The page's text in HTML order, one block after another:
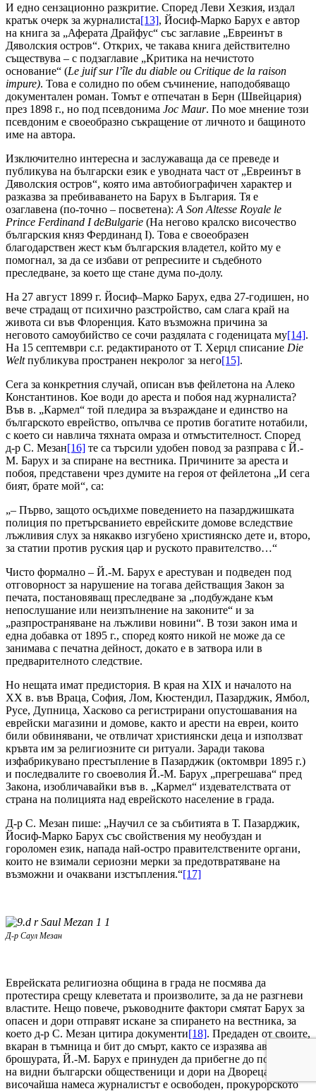
И едно сензационно разкритие. Според Леви Хезкия, издал
кратък очерк за журналиста[13], Йосиф-Марко Барух е автор
на книга за „Аферата Драйфус“ със заглавие „Евреинът в
Дяволския остров“. Открих, че такава книга действително
съществува – с подзаглавие „Критика на нечистото
основание“ (Le juif sur l’île du diable ou Critique de la raison
impure). Това е солидно по обем съчинение, наподобяващо
документален роман. Томът е отпечатан в Берн (Швейцария)
през 1898 г., но под псевдонима Joc Maur. По мое мнение този
псевдоним е своеобразно съкращение от личното и бащиното
име на автора.
Изключително интересна и заслужаваща да се преведе и
публикува на български език е уводната част от „Евреинът в
Дяволския остров“, която има автобиографичен характер и
разказва за пребиваването на Барух в България. Тя е
озаглавена (по-точно – посветена): A Son Altesse Royale le
Prince Ferdinand І deBulgarie (На негово кралско височество
българския княз Фердинанд І). Това е своеобразен
благодарствен жест към българския владетел, който му е
помогнал, за да се избави от репресиите и съдебното
преследване, за което ще стане дума по-долу.
На 27 август 1899 г. Йосиф–Марко Барух, едва 27-годишен, но
вече страдащ от психично разстройство, сам слага край на
живота си във Флоренция. Като възможна причина за
неговото самоубийство се сочи раздялата с годеницата му[14].
На 15 септември с.г. редактираното от Т. Херцл списание Die
Weltпубликува пространен некролог за него[15].
Сега за конкретния случай, описан във фейлетона на Алеко
Константинов. Кое води до ареста и побоя над журналиста?
Във в. „Кармел“ той пледира за възраждане и единство на
българското еврейство, опълчва се против богатите нотабили,
с което си навлича тяхната омраза и отмъстителност. Според
д-р С. Мезан[16] те са търсили удобен повод за разправа с Й.-
М. Барух и за спиране на вестника. Причините за ареста и
побоя, представени чрез думите на героя от фейлетона „И сега
бият, брате мой“, са:
„– Първо, защото осъдихме поведението на пазарджишката
полиция по претърсванието еврейските домове вследствие
лъжливия слух за някакво изгубено християнско дете и, второ,
за статии против руския цар и руското правителство…“
Чисто формално – Й.-М. Барух е арестуван и подведен под
отговорност за нарушение на тогава действащия Закон за
печата, постановяващ преследване за „подбуждане към
непослушание или неизпълнение на законите“ и за
„разпространяване на лъжливи новини“. В този закон има и
една добавка от 1895 г., според която никой не може да се
занимава с печатна дейност, докато е в затвора или в
предварителното следствие.
Но нещата имат предистория. В края на XIX и началото на
XX в. във Враца, София, Лом, Кюстендил, Пазарджик, Ямбол,
Русе, Дупница, Хасково са регистрирани опустошавания на
еврейски магазини и домове, както и арести на евреи, които
били обвинявани, че отвличат християнски деца и използват
кръвта им за религиозните си ритуали. Заради такова
изфабрикувано престъпление в Пазарджик (октомври 1895 г.)
и последвалите го своеволия Й.-М. Барух „прегрешава“ пред
Закона, изобличавайки във в. „Кармел“ издевателствата от
страна на полицията над еврейското население в града.
Д-р С. Мезан пише: „Научил се за събитията в Т. Пазарджик,
Йосиф-Марко Барух със свойствения му необуздан и
гороломен език, напада най-остро правителствените органи,
които не взимали сериозни мерки за предотвратяване на
възможни и очаквани изстъпления.“[17]
Д-р Саул Мезан
Еврейската религиозна община в града не посмява да
протестира срещу клеветата и произволите, за да не разгневи
властите. Нещо повече, ръководните фактори смятат Барух за
опасен и дори отправят искане за спирането на вестника, за
което д-р С. Мезан цитира документи[18]. Предаден от своите,
вкаран в тъмница и бит до смърт, както се изразява авторът на
брошурата, Й.-М. Барух е принуден да прибегне до помощта
на видни български общественици и дори на Двореца. След
височайша намеса журналистът е освободен, прокурорското